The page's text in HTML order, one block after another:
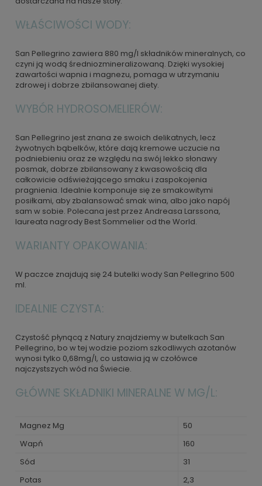
WŁAŚCIWOŚCI WODY:
San Pellegrino zawiera 880 mg/l składników mineralnych, co
czyni ją wodą średniozmineralizowaną. Dzięki wysokiej
zawartości wapnia i magnezu, pomaga w utrzymaniu
zdrowej i dobrze zbilansowanej diety.
WYBÓR HYDROSOMELIERÓW:
San Pellegrino jest znana ze swoich delikatnych, lecz
żywotnych bąbelków, które dają kremowe uczucie na
podniebieniu oraz ze względu na swój lekko słonawy
posmak, dobrze zbilansowany z kwasowością dla
całkowicie odświeżającego smaku i zaspokojenia
pragnienia. Idealnie komponuje się ze smakowitymi
posiłkami, aby zbalansować smak wina, albo jako napój
sam w sobie. Polecana jest przez Andreasa Larssona,
laureata nagrody Best Sommelier od the World.
WARIANTY OPAKOWANIA:
W paczce znajdują się 24 butelki wody San Pellegrino 500
ml.
IDEALNIE CZYSTA:
Czystość płynącą z Natury znajdziemy w butelkach San
Pellegrino, bo w tej wodzie poziom szkodliwych azotanów
wynosi tylko 0,68mg/l, co ustawia ją w czołówce
najczystszych wód na Świecie.
GŁÓWNE SKŁADNIKI MINERALNE W MG/L:
Magnez Mg
50
Wapń
160
Sód
31
Potas
2,3